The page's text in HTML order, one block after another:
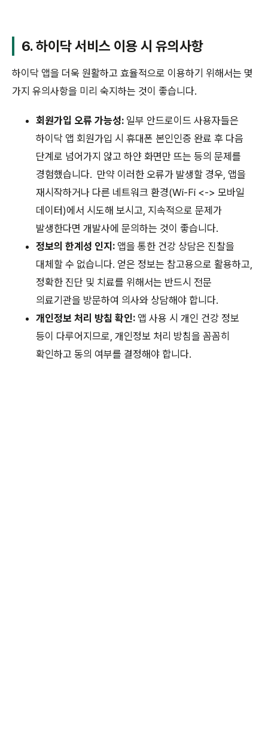
6. 하이닥 서비스 이용 시 유의사항
하이닥 앱을 더욱 원활하고 효율적으로 이용하기 위해서는 몇
가지 유의사항을 미리 숙지하는 것이 좋습니다.
회원가입 오류 가능성: 일부 안드로이드 사용자들은
하이닥 앱 회원가입 시 휴대폰 본인인증 완료 후 다음
단계로 넘어가지 않고 하얀 화면만 뜨는 등의 문제를
경험했습니다. 만약 이러한 오류가 발생할 경우, 앱을
재시작하거나 다른 네트워크 환경(Wi-Fi <-> 모바일
데이터)에서 시도해 보시고, 지속적으로 문제가
발생한다면 개발사에 문의하는 것이 좋습니다.
정보의 한계성 인지: 앱을 통한 건강 상담은 진찰을
대체할 수 없습니다. 얻은 정보는 참고용으로 활용하고,
정확한 진단 및 치료를 위해서는 반드시 전문
의료기관을 방문하여 의사와 상담해야 합니다.
개인정보 처리 방침 확인: 앱 사용 시 개인 건강 정보
등이 다루어지므로, 개인정보 처리 방침을 꼼꼼히
확인하고 동의 여부를 결정해야 합니다.